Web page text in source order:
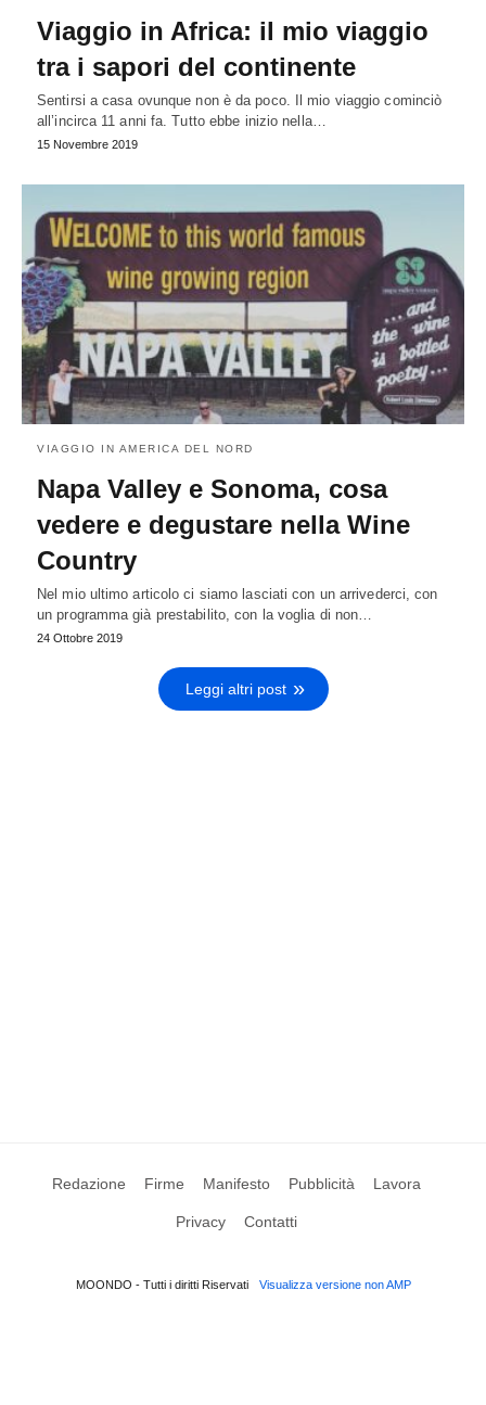
Viaggio in Africa: il mio viaggio
tra i sapori del continente
Sentirsi a casa ovunque non è da poco. Il mio viaggio cominciò
all’incirca 11 anni fa. Tutto ebbe inizio nella…
15 Novembre 2019
VIAGGIO IN AMERICA DEL NORD
Napa Valley e Sonoma, cosa
vedere e degustare nella Wine
Country
Nel mio ultimo articolo ci siamo lasciati con un arrivederci, con
un programma già prestabilito, con la voglia di non…
24 Ottobre 2019
Leggi altri post
Redazione Firme Manifesto Pubblicità Lavora
Privacy Contatti
MOONDO - Tutti i diritti Riservati Visualizza versione non AMP